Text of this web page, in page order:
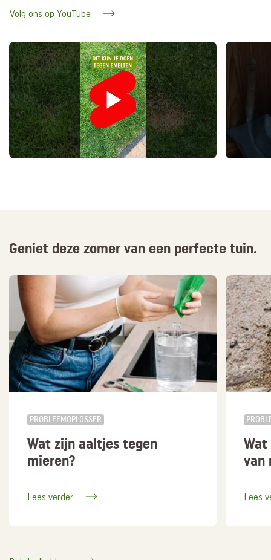
Volg ons op YouTube
Geniet deze zomer van een perfecte tuin.
PROBLEEMOPLOSSER
Wat zijn aaltjes tegen
mieren?
Lees verder
van
Lees